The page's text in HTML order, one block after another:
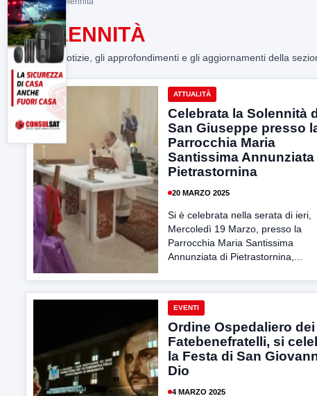
SOLENNITÀ
Tutte le notizie, gli approfondimenti e gli aggiornamenti della
ATTUALITÀ
Celebrata la Solennità
San Giuseppe presso
Parrocchia Maria
Santissima Annunziata
Pietrastornina
20 MARZO 2025
Si è celebrata nella serata di ieri,
Mercoledì 19 Marzo, presso la
Parrocchia Maria Santissima
Annunziata di Pietrastornina,...
EVENTI
Ordine Ospedaliero dei
Fatebenefratelli, si
la Festa di San
Dio
4 MARZO 2025